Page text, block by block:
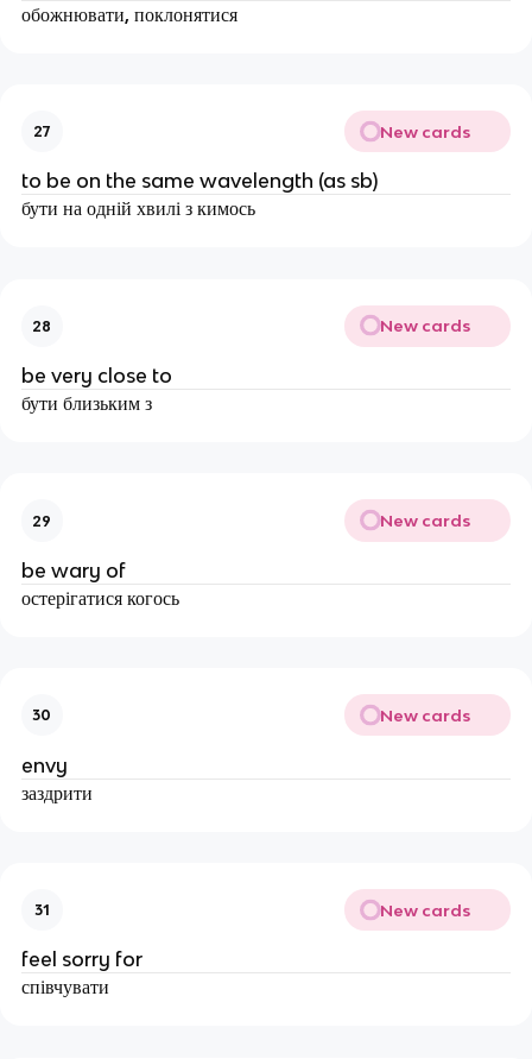
обожнювати, поклонятися
27 New cards
to be on the same wavelength (as sb)
бути на одній хвилі з кимось
28 New cards
be very close to
бути близьким з
29 New cards
be wary of
остерігатися когось
30 New cards
envy
заздрити
31 New cards
feel sorry for
співчувати